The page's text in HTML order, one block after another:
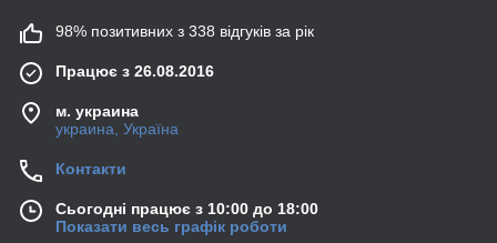
98% позитивних з 338 відгуків за рік
Працює з 26.08.2016
м. украина
украина, Україна
Контакти
Сьогодні працює з 10:00 до 18:00
Показати весь графік роботи